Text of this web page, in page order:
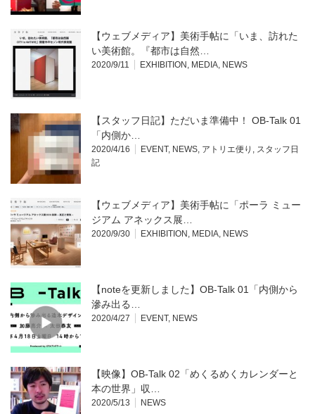
【ウェブメディア】美術手帖に「いま、訪れた
い美術館。『都市は自然…
2020/9/11 EXHIBITION , MEDIA, NEWS
【スタッフ日記】ただいま準備中！ OB-Talk 01
「内側か…
2020/4/16 EVENT, NEWS, アトリエ便り , スタッフ日
記
【ウェブメディア】美術手帖に「ポーラ ミュー
ジアム アネックス展…
2020/9/30 EXHIBITION , MEDIA, NEWS
【noteを更新しました】OB-Talk 01「内側から
滲み出る…
2020/4/27 EVENT, NEWS
【映像】OB-Talk 02「めくるめくカレンダーと
本の世界」収…
2020/5/13 NEWS